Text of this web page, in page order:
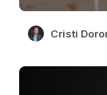
Cristi